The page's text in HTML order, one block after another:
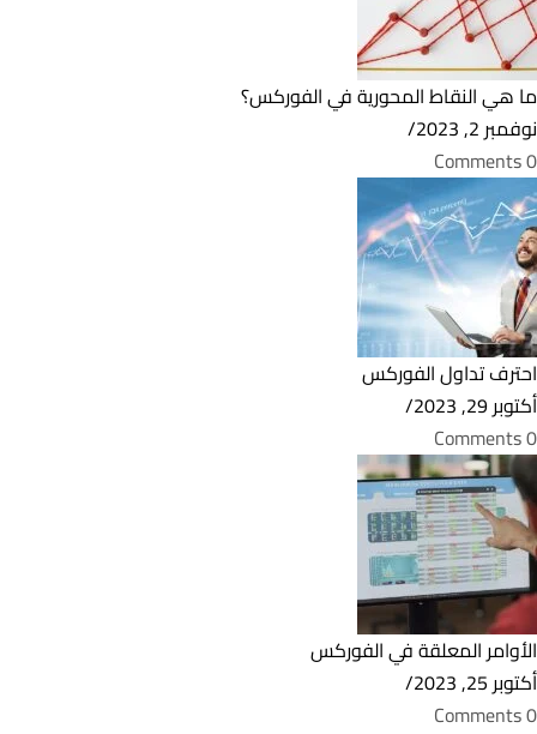
ما هي النقاط المحورية في الفوركس؟
نوفمبر 2, 2023
/
0 Comments
احترف تداول الفوركس
أكتوبر 29, 2023
/
0 Comments
الأوامر المعلقة في الفوركس
أكتوبر 25, 2023
/
0 Comments